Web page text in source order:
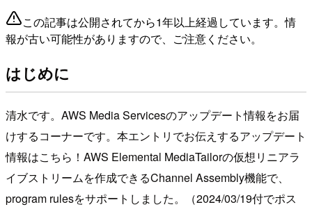
この記事は公開されてから1年以上経過しています。情
報が古い可能性がありますので、ご注意ください。
はじめに
清水です。AWS Media Servicesのアップデート情報をお届
けするコーナーです。本エントリでお伝えするアップデート
情報はこちら！AWS Elemental MediaTailorの仮想リニアラ
イブストリームを作成できるChannel Assembly機能で、
program rulesをサポートしました。（2024/03/19付でポス